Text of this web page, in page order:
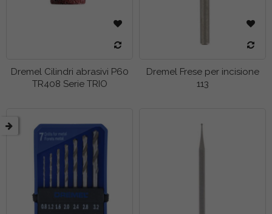
Dremel Cilindri abrasivi P60
TR408 Serie TRIO
Dremel Frese per incisione
113